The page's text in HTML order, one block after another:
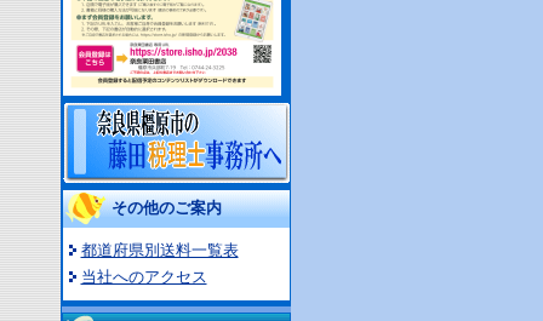
その他のご案内
都道府県別送料一覧表
当社へのアクセス